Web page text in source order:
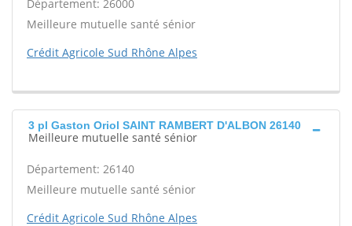
Département: 26000
Meilleure mutuelle santé sénior
Crédit Agricole Sud Rhône Alpes
3 pl Gaston Oriol SAINT RAMBERT D'ALBON 26140
Meilleure mutuelle santé sénior
Département: 26140
Meilleure mutuelle santé sénior
Crédit Agricole Sud Rhône Alpes